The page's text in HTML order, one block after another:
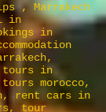
, Marrakech
in
in
tours in
morocco,
rent cars in
tour